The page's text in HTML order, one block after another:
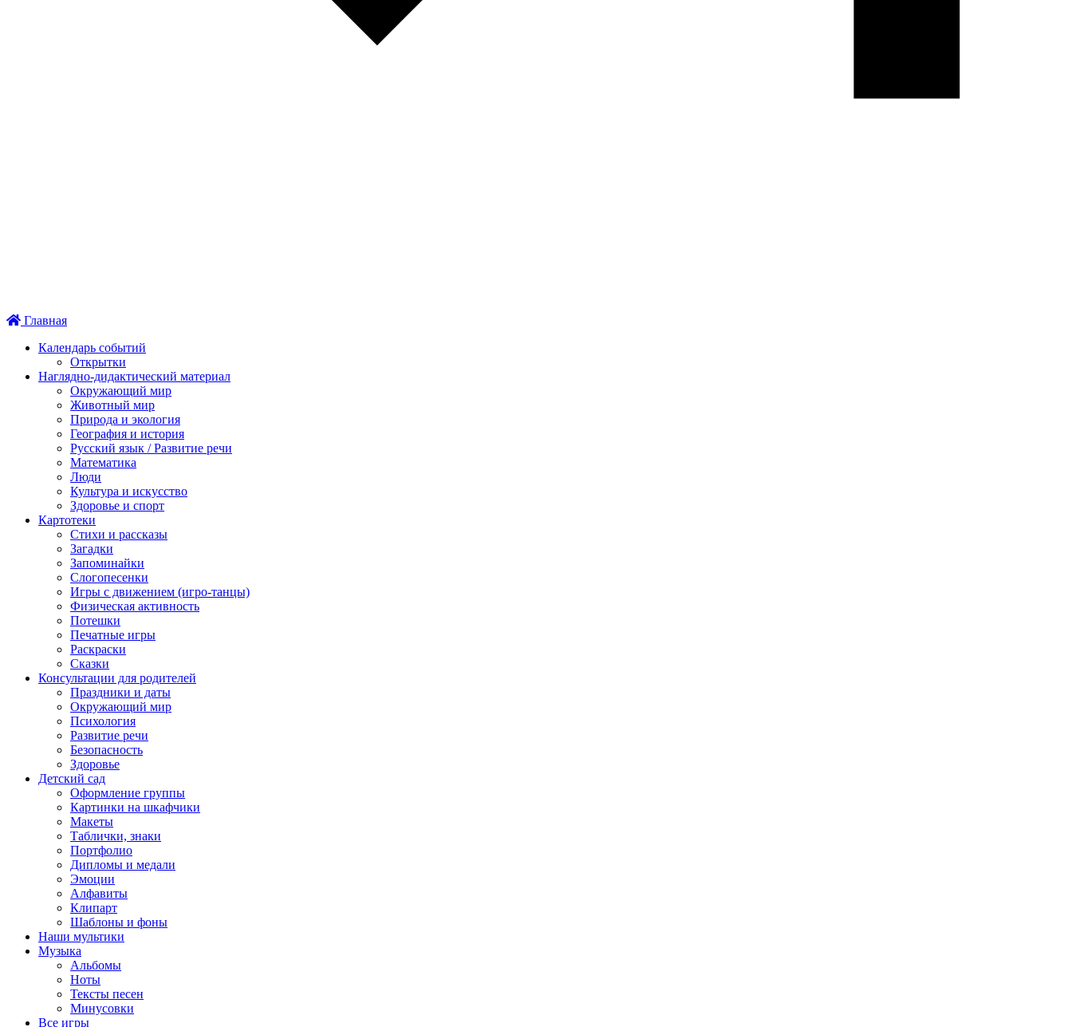
Главная
Календарь событий
Открытки
Наглядно-дидактический материал
Окружающий мир
Животный мир
Природа и экология
География и история
Русский язык / Развитие речи
Математика
Люди
Культура и искусство
Здоровье и спорт
Картотеки
Стихи и рассказы
Загадки
Запоминайки
Слогопесенки
Игры с движением (игро-танцы)
Физическая активность
Потешки
Печатные игры
Раскраски
Сказки
Консультации для родителей
Праздники и даты
Окружающий мир
Психология
Развитие речи
Безопасность
Здоровье
Детский сад
Оформление группы
Картинки на шкафчики
Макеты
Таблички, знаки
Портфолио
Дипломы и медали
Эмоции
Алфавиты
Клипарт
Шаблоны и фоны
Наши мультики
Музыка
Альбомы
Ноты
Тексты песен
Минусовки
Все игры